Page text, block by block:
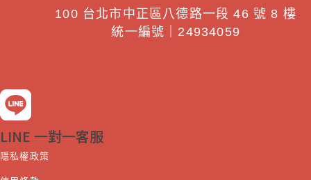
100 台北市中正區八德路一段 46 號 8 樓
統一編號｜24934059
LINE 一對一客服
隱私權政策